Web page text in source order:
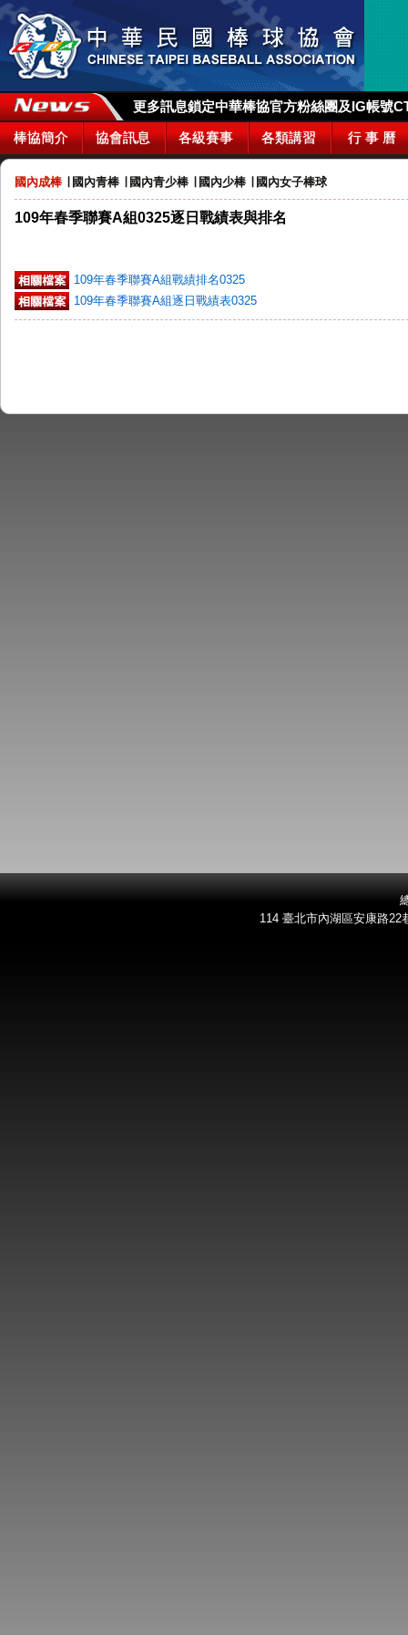
更多訊息鎖定中華棒協官方粉絲團及IG帳號
棒協簡介 協會訊息 各級賽事 各類講習 行 事 曆
國內成棒 國內青棒 國內青少棒 國內少棒 國內女子棒球
109年春季聯賽A組0325逐日戰績表與排名
109年春季聯賽A組戰績排名0325
109年春季聯賽A組逐日戰績表0325
114 臺北市內湖區安康路22